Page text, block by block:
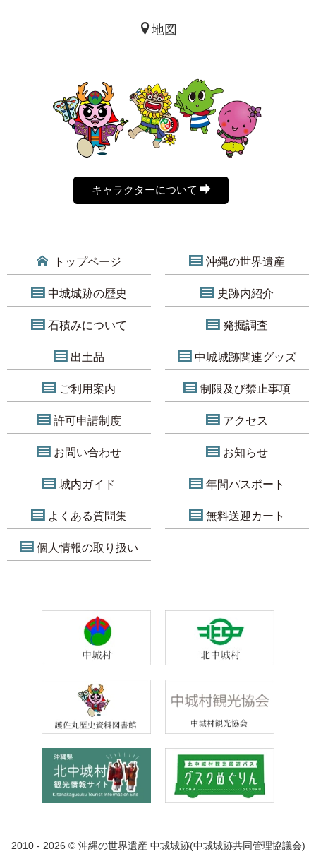
地図
キャラクターについて
トップページ 沖縄の世界遺産
中城城跡の歴史 史跡内紹介
石積みについて 発掘調査
出土品 中城城跡関連グッズ
ご利用案内 制限及び禁止事項
許可申請制度 アクセス
お問い合わせ お知らせ
城内ガイド 年間パスポート
よくある質問集 無料送迎カート
個人情報の取り扱い
2010 - 2026 © 沖縄の世界遺産 中城城跡(中城城跡共同管理協議会)